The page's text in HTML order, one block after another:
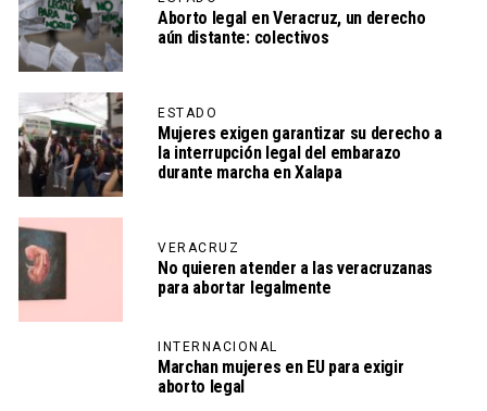
Aborto legal en Veracruz, un derecho
aún distante: colectivos
ESTADO
Mujeres exigen garantizar su derecho a
la interrupción legal del embarazo
durante marcha en Xalapa
VERACRUZ
No quieren atender a las veracruzanas
para abortar legalmente
INTERNACIONAL
Marchan mujeres en EU para exigir
aborto legal